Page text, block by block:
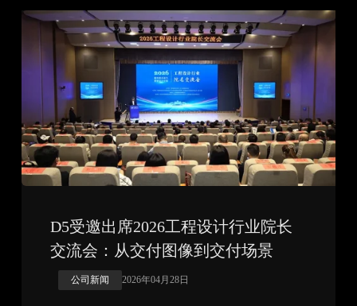
D5受邀出席2026工程设计行业院长
交流会：从交付图像到交付场景
公司新闻 2026年04月28日